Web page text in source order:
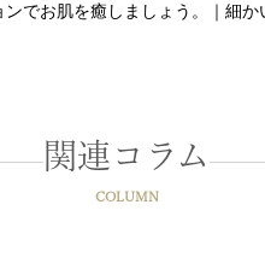
でお肌を癒しましょう。 ｜ 細か
関連コラム
COLUMN